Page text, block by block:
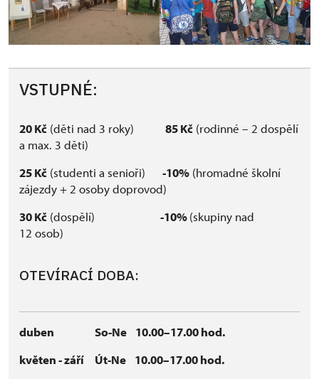
VSTUPNÉ:
20 Kč (děti nad 3 roky) 85 Kč (rodinné – 2 dospělí
a max. 3 děti)
25 Kč (studenti a senioři) -10% (hromadné školní
zájezdy + 2 osoby doprovod)
30 Kč (dospělí) -10%(skupiny nad
12 osob)
OTEVÍRACÍ DOBA:
duben So-Ne 10.00–17.00 hod.
květen - září Út-Ne 10.00–17.00 hod.